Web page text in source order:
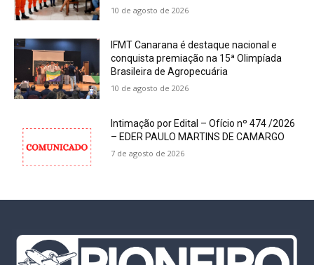
10 de agosto de 2026
IFMT Canarana é destaque nacional e
conquista premiação na 15ª Olimpíada
Brasileira de Agropecuária
10 de agosto de 2026
Intimação por Edital – Ofício nº 474 /2026
– EDER PAULO MARTINS DE CAMARGO
7 de agosto de 2026